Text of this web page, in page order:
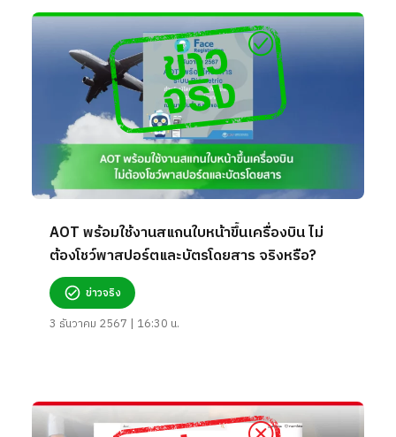
AOT พร้อมใช้งานสแกนใบหน้าขึ้นเครื่องบิน ไม่
ต้องโชว์พาสปอร์ตและบัตรโดยสาร จริงหรือ?
ข่าวจริง
3 ธันวาคม 2567 | 16:30 น.